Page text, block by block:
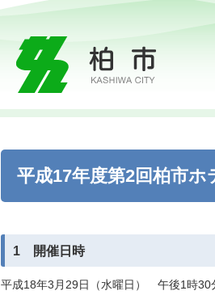
平成17年度第2回柏市
1 開催日時
平成18年3月29日（水曜日） 午後1時30